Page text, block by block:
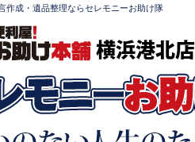
作成・遺品整理ならセレモニーお助け隊
横浜港北店